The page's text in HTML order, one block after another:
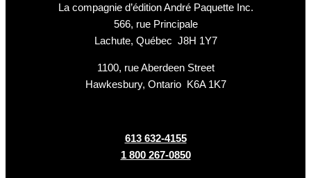
La compagnie d’édition André Paquette Inc.
566, rue Principale
Lachute, Québec J8H 1Y7
1100, rue Aberdeen Street
Hawkesbury, Ontario K6A 1K7
613 632-4155
1 800 267-0850